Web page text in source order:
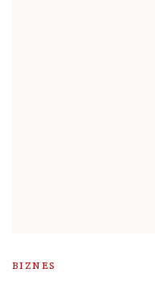
BIZNES